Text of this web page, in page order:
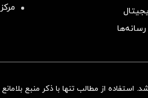
رسانه‌‌ها
از مطالب تنها با ذکر منبع